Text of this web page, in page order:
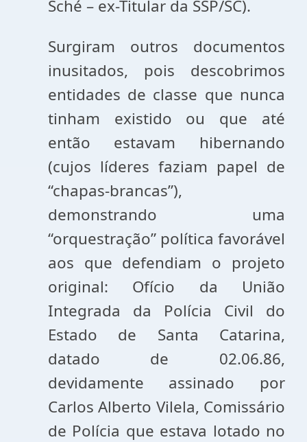
Sché – ex-Titular da SSP/SC).
Surgiram outros documentos
inusitados, pois descobrimos
entidades de classe que nunca
tinham existido ou que até
então estavam hibernando
(cujos líderes faziam papel de
“chapas-brancas”),
demonstrando uma
“orquestração” política favorável
aos que defendiam o projeto
original: Ofício da União
Integrada da Polícia Civil do
Estado de Santa Catarina,
datado de 02.06.86,
devidamente assinado por
Carlos Alberto Vilela, Comissário
de Polícia que estava lotado no